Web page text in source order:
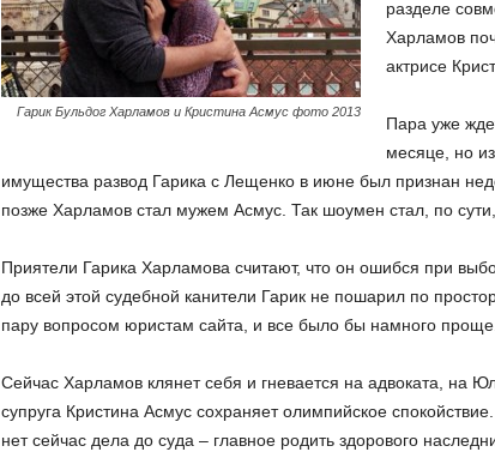
Гарик Бульдог Харламов и Кристина Асмус фото 2013
разделе
Харламов
актрисе
Пара уже
месяце, но
имущества развод Гарика с Лещенко в июне был признан
позже Харламов стал мужем Асмус. Так шоумен стал, по
Приятели Гарика Харламова считают, что он ошибся при
до всей этой судебной канители Гарик не пошарил по
пару вопросом юристам сайта, и все было бы намного проще.
Сейчас Харламов клянет себя и гневается на адвоката, на
супруга Кристина Асмус сохраняет олимпийское
нет сейчас дела до суда – главное родить здорового